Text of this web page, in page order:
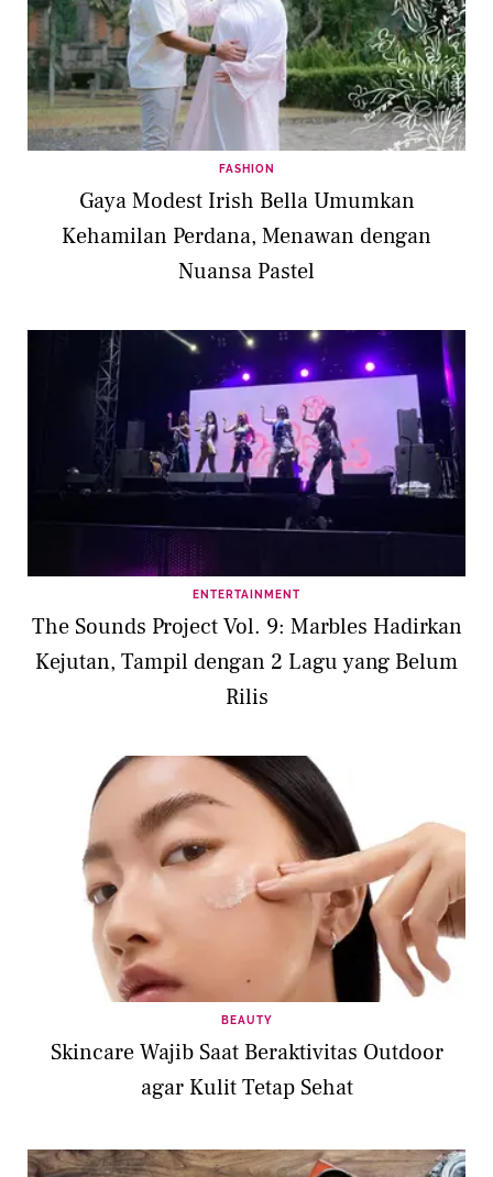
FASHION
Gaya Modest Irish Bella Umumkan
Kehamilan Perdana, Menawan dengan
Nuansa Pastel
ENTERTAINMENT
The Sounds Project Vol. 9: Marbles Hadirkan
Kejutan, Tampil dengan 2 Lagu yang Belum
Rilis
BEAUTY
Skincare Wajib Saat Beraktivitas Outdoor
agar Kulit Tetap Sehat